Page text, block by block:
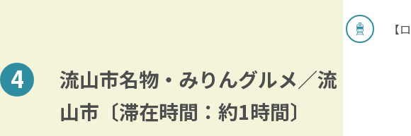
流山市名物・みりんグルメ／流
山市〔滞在時間：約1時間〕
【